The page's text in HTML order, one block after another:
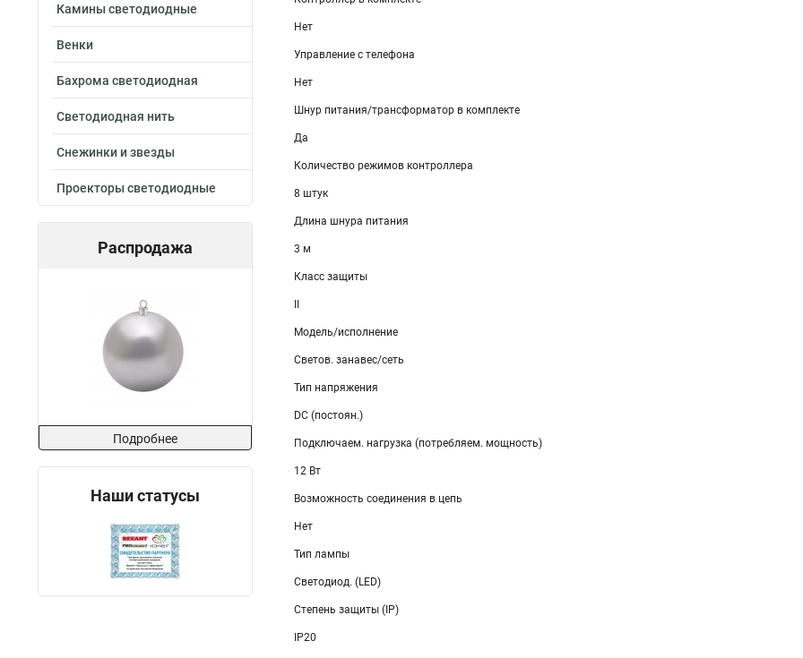
Камины светодиодные
Венки
Бахрома светодиодная
Светодиодная нить
Снежинки и звезды
Проекторы светодиодные
Распродажа
Подробнее
Наши статусы
Нет
Управление с телефона
Нет
Шнур питания/трансформатор в комплекте
Да
Количество режимов контроллера
8 штук
Длина шнура питания
3 м
Класс защиты
Модель/исполнение
Светов. занавес/сеть
Тип напряжения
DC (постоян.)
Подключаем. нагрузка (потребляем. мощность)
12 Вт
Возможность соединения в цепь
Нет
Тип лампы
Светодиод. (LED)
Степень защиты (IP)
IP20